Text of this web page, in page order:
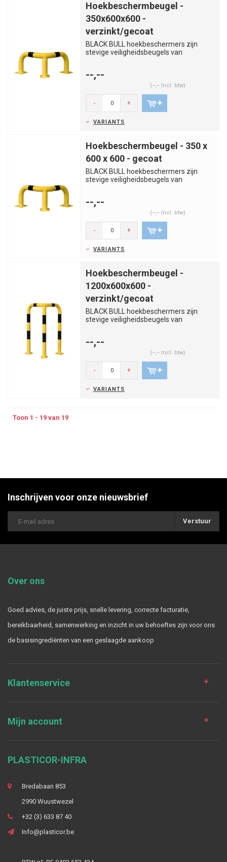
Hoekbeschermbeugel -
350x600x600 -
verzinkt/gecoat
BLACK BULL hoekbeschermers zijn
stevige veiligheidsbeugels van
--,--
(--,-- Incl. btw)
- +
VARIANTS
Hoekbeschermbeugel - 350 x
600 x 600 - gecoat
BLACK BULL hoekbeschermers zijn
stevige veiligheidsbeugels van
--,--
(--,-- Incl. btw)
- +
VARIANTS
Hoekbeschermbeugel -
1200x600x600 -
verzinkt/gecoat
BLACK BULL hoekbeschermers zijn
stevige veiligheidsbeugels van
--,--
(--,-- Incl. btw)
- +
VARIANTS
Toon 1 - 19 van 19
Inschrijven voor onze nieuwsbrief
Verstuur
Over ons
Goed advies, de juiste prijs, snelle levering, correcte facturatie,
bereikbaarheid, samenwerking en inzicht in uw behoeftes zijn voor ons
de basisingrediënten van een geslaagde aankoop
Klantenservice
Mijn account
PLASTICOR-INFRA
Bredabaan 853
2990 Wuustwezel
+32 (3) 633 87 40
Info@plasticor.be